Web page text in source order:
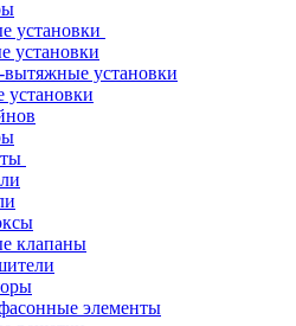
установки
установки
установки
клапаны
элементы